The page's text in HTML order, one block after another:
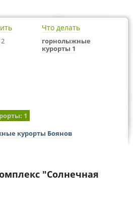
Что делать
горнолыжные
курорты 1
: 1
курорты Боянов
"Солнечная